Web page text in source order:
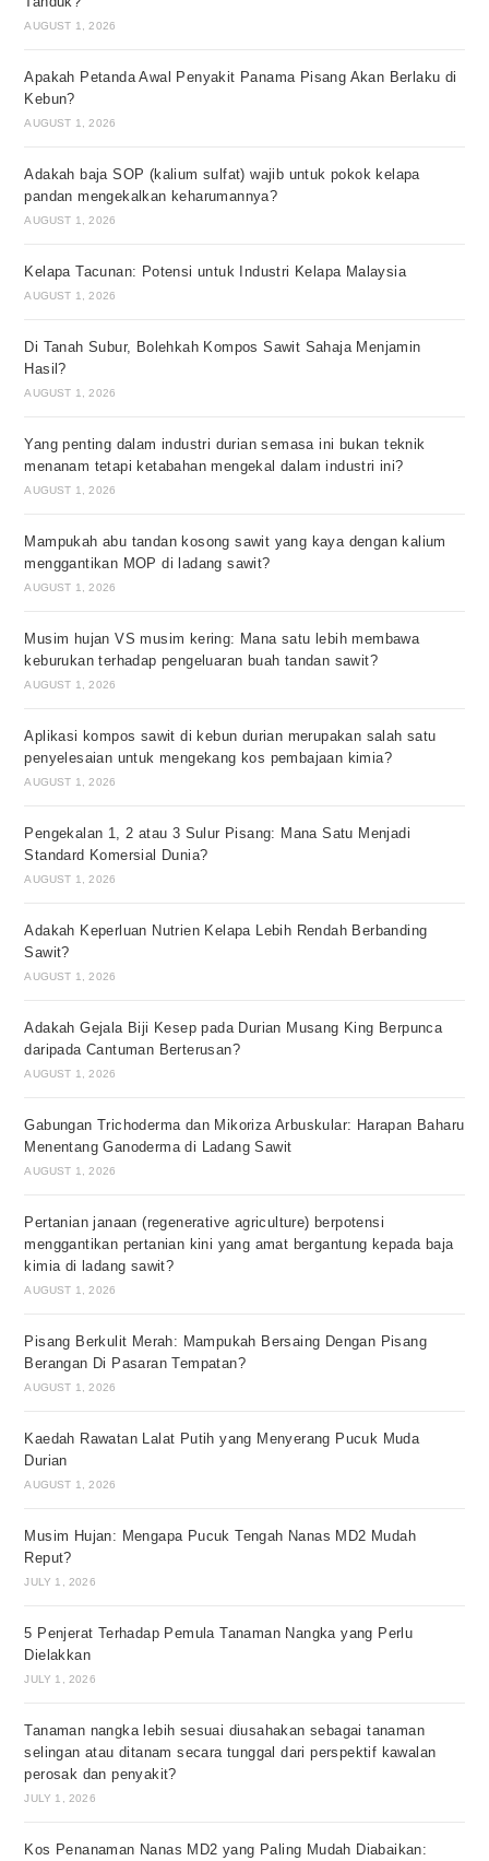
AUGUST 1, 2026
Apakah Petanda Awal Penyakit Panama Pisang Akan Berlaku di
Kebun?
AUGUST 1, 2026
Adakah baja SOP (kalium sulfat) wajib untuk pokok kelapa
pandan mengekalkan keharumannya?
AUGUST 1, 2026
Kelapa Tacunan: Potensi untuk Industri Kelapa Malaysia
AUGUST 1, 2026
Di Tanah Subur, Bolehkah Kompos Sawit Sahaja Menjamin
Hasil?
AUGUST 1, 2026
Yang penting dalam industri durian semasa ini bukan teknik
menanam tetapi ketabahan mengekal dalam industri ini?
AUGUST 1, 2026
Mampukah abu tandan kosong sawit yang kaya dengan kalium
menggantikan MOP di ladang sawit?
AUGUST 1, 2026
Musim hujan VS musim kering: Mana satu lebih membawa
keburukan terhadap pengeluaran buah tandan sawit?
AUGUST 1, 2026
Aplikasi kompos sawit di kebun durian merupakan salah satu
penyelesaian untuk mengekang kos pembajaan kimia?
AUGUST 1, 2026
Pengekalan 1, 2 atau 3 Sulur Pisang: Mana Satu Menjadi
Standard Komersial Dunia?
AUGUST 1, 2026
Adakah Keperluan Nutrien Kelapa Lebih Rendah Berbanding
Sawit?
AUGUST 1, 2026
Adakah Gejala Biji Kesep pada Durian Musang King Berpunca
daripada Cantuman Berterusan?
AUGUST 1, 2026
Gabungan Trichoderma dan Mikoriza Arbuskular: Harapan Baharu
Menentang Ganoderma di Ladang Sawit
AUGUST 1, 2026
Pertanian janaan (regenerative agriculture) berpotensi
menggantikan pertanian kini yang amat bergantung kepada baja
kimia di ladang sawit?
AUGUST 1, 2026
Pisang Berkulit Merah: Mampukah Bersaing Dengan Pisang
Berangan Di Pasaran Tempatan?
AUGUST 1, 2026
Kaedah Rawatan Lalat Putih yang Menyerang Pucuk Muda
Durian
AUGUST 1, 2026
Musim Hujan: Mengapa Pucuk Tengah Nanas MD2 Mudah
Reput?
JULY 1, 2026
5 Penjerat Terhadap Pemula Tanaman Nangka yang Perlu
Dielakkan
JULY 1, 2026
Tanaman nangka lebih sesuai diusahakan sebagai tanaman
selingan atau ditanam secara tunggal dari perspektif kawalan
perosak dan penyakit?
JULY 1, 2026
Kos Penanaman Nanas MD2 yang Paling Mudah Diabaikan: